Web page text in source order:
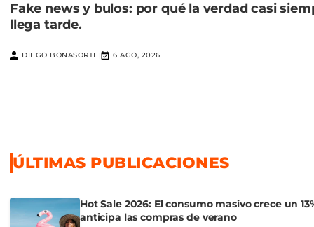
Fake news y bulos: por qué la verdad casi
llega tarde.
DIEGO BONASORTE| 6 AGO, 2026
ÚLTIMAS PUBLICACIONES
Hot Sale 2026: El consumo masivo crece un
anticipa las compras de verano